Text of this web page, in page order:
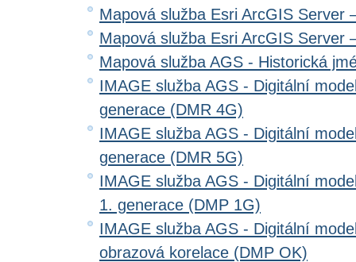
Mapová služba Esri ArcGIS Server
Mapová služba Esri ArcGIS Server
Mapová služba AGS - Historická
IMAGE služba AGS - Digitální
generace (DMR 4G)
IMAGE služba AGS - Digitální
generace (DMR 5G)
IMAGE služba AGS - Digitální
1. generace (DMP 1G)
IMAGE služba AGS - Digitální
obrazová korelace (DMP OK)